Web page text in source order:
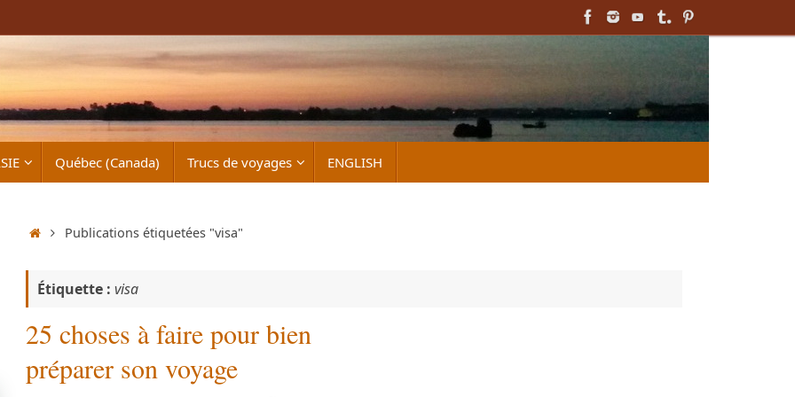
Québec (Canada) Trucs de voyages ENGLISH
Accueil
Publications étiquetées "visa"
Étiquette : visa
25 choses à faire pour bien
préparer son voyage